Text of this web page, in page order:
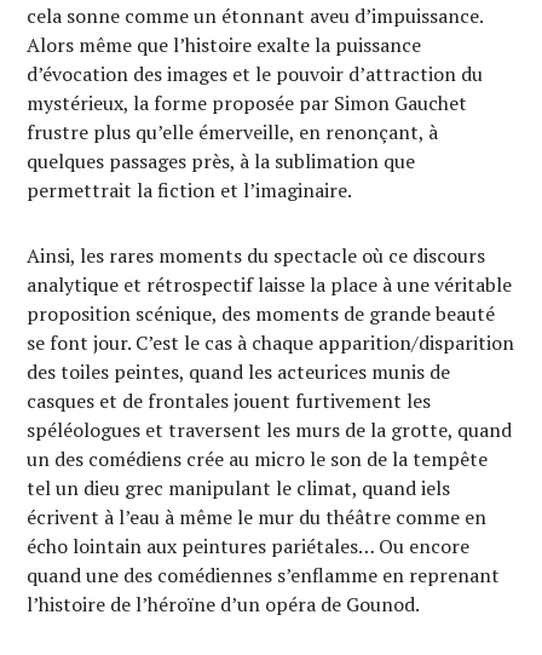
cela sonne comme un étonnant aveu d’impuissance.
Alors même que l’histoire exalte la puissance
d’évocation des images et le pouvoir d’attraction du
mystérieux, la forme proposée par Simon Gauchet
frustre plus qu’elle émerveille, en renonçant, à
quelques passages près, à la sublimation que
permettrait la fiction et l’imaginaire.
Ainsi, les rares moments du spectacle où ce discours
analytique et rétrospectif laisse la place à une véritable
proposition scénique, des moments de grande beauté
se font jour. C’est le cas à chaque apparition/disparition
des toiles peintes, quand les acteurices munis de
casques et de frontales jouent furtivement les
spéléologues et traversent les murs de la grotte, quand
un des comédiens crée au micro le son de la tempête
tel un dieu grec manipulant le climat, quand iels
écrivent à l’eau à même le mur du théâtre comme en
écho lointain aux peintures pariétales… Ou encore
quand une des comédiennes s’enflamme en reprenant
l’histoire de l’héroïne d’un opéra de Gounod.